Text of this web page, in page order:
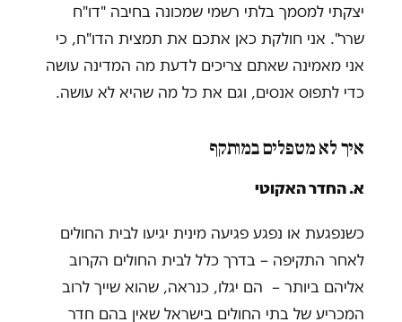
יצקתי למסמך בלתי רשמי שמכונה בחיבה "דו"ח
שרר". אני חולקת כאן אתכם את תמצית הדו"ח, כי
אני מאמינה שאתם צריכים לדעת מה המדינה עושה
כדי לתפוס אנסים, וגם את כל מה שהיא לא עושה.
איך לא מטפלים במותקף
א.החדר האקוטי
כשנפגעת או נפגע פגיעה מינית יגיעו לבית החולים
לאחר התקיפה – בדרך כלל לבית החולים הקרוב
אליהם ביותר – הם יגלו, כנראה, שהוא שייך לרוב
המכריע של בתי החולים בישראל שאין בהם חדר